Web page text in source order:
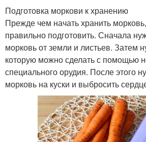
Подготовка моркови к хранению
Прежде чем начать хранить
правильно подготовить. Сначала
морковь от земли и листьев. Затем
которую можно сделать с помощью
специального орудия. После этого
морковь на куски и выбросить